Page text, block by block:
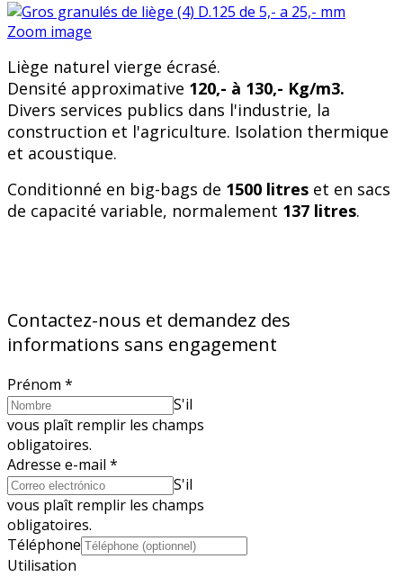
Zoom image
Liège naturel vierge écrasé.
Densité approximative 120,- à 130,- Kg/m3.
Divers services publics dans l'industrie, la
construction et l'agriculture. Isolation thermique
et acoustique.
Conditionné en big-bags de 1500 litres et en sacs
de capacité variable, normalement 137 litres.
Contactez-nous et demandez des
informations sans engagement
Prénom *
S'il
vous plaît remplir les champs
obligatoires.
Adresse e-mail *
S'il
vous plaît remplir les champs
obligatoires.
Téléphone
Utilisation